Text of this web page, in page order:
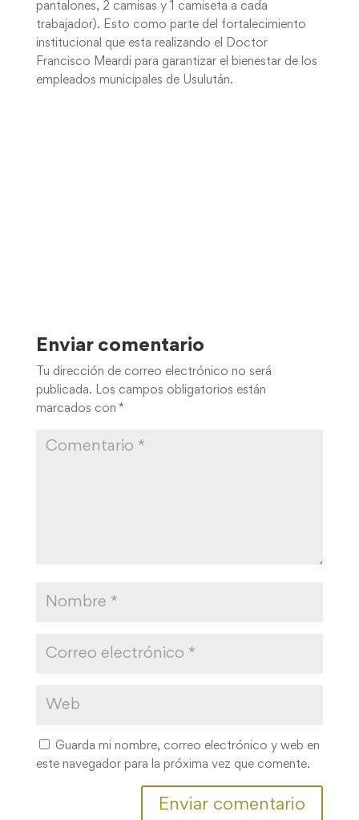
pantalones, 2 camisas y 1 camiseta a cada
trabajador). Esto como parte del fortalecimiento
institucional que esta realizando el Doctor
Francisco Meardi para garantizar el bienestar de los
empleados municipales de Usulután.
Enviar comentario
Tu dirección de correo electrónico no será
publicada. Los campos obligatorios están
marcados con *
Guarda mi nombre, correo electrónico y web en
este navegador para la próxima vez que comente.